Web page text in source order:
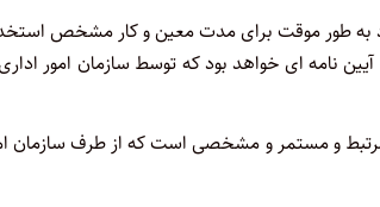
به طور موقت برای مدت معین و کار مشخص
نامه ای خواهد بود که توسط سازمان امور
و مستمر و مشخصی است که از طرف سازمان